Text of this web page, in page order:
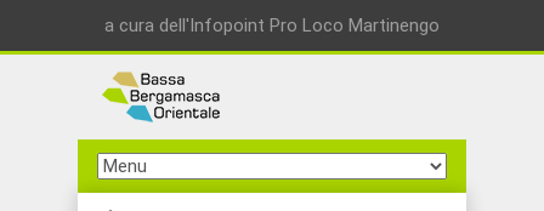
a cura dell'Infopoint Pro Loco Martinengo